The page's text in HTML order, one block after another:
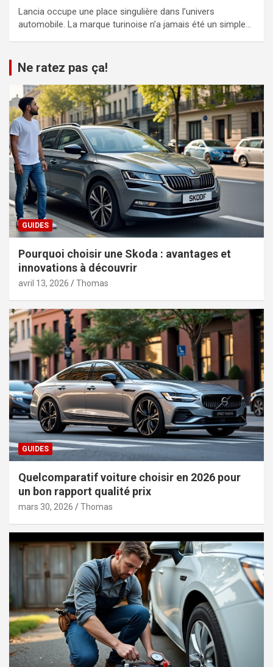
Lancia occupe une place singulière dans l’univers
automobile. La marque turinoise n’a jamais été un simple…
Ne ratez pas ça!
GUIDES
Pourquoi choisir une Skoda : avantages et
innovations à découvrir
avril 13, 2026 Thomas
GUIDES
Quelcomparatif voiture choisir en 2026 pour
un bon rapport qualité prix
mars 30, 2026 Thomas